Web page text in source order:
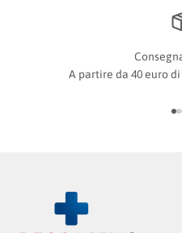
A partire da 40 euro